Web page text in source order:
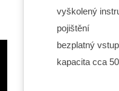
vyškolený
pojištění
bezplatný
kapacita cca